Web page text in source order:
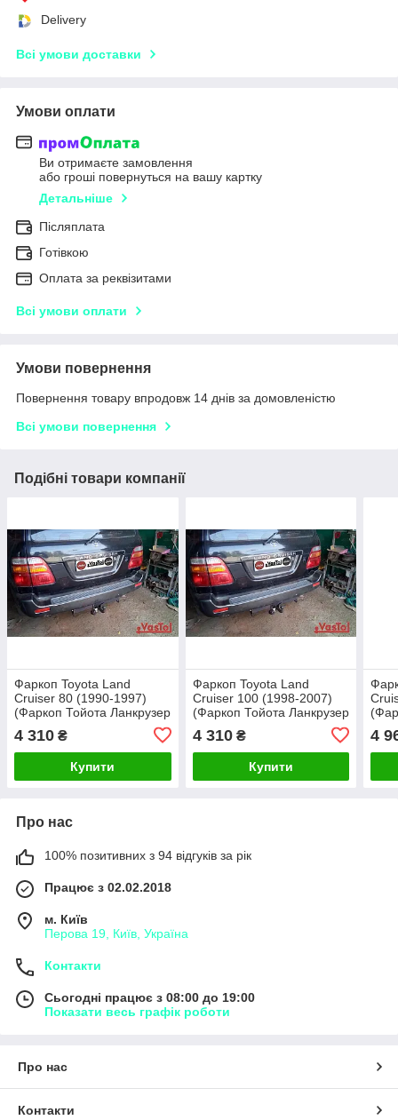
Delivery
Всі умови доставки
Умови оплати
Ви отримаєте замовлення
або гроші повернуться на вашу картку
Детальніше
Післяплата
Готівкою
Оплата за реквізитами
Всі умови оплати
Умови повернення
Повернення товару впродовж 14 днів за домовленістю
Всі умови повернення
Подібні товари компанії
Фаркоп Toyota Land
Cruiser 80 (1990-1997)
(Фаркоп Тойота Ланкрузер
4 310 ₴
Купити
Фаркоп Toyota Land
Cruiser 100 (1998-2007)
(Фаркоп Тойота Ланкрузер
4 310₴
Купити
4
Про нас
100% позитивних з 94 відгуків за рік
Працює з 02.02.2018
м. Київ
Перова 19, Київ, Україна
Контакти
Сьогодні працює з 08:00 до 19:00
Показати весь графік роботи
Про нас
Контакти